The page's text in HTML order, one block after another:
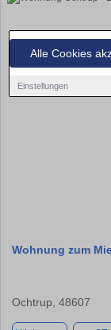
Alle Cookies
Einstellungen
Wohnung zum
Ochtrup, 48607